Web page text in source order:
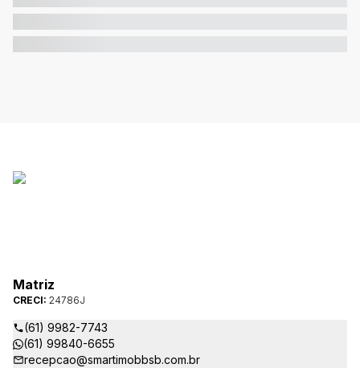
Matriz
CRECI: 24786J
(61) 9982-7743
(61) 99840-6655
recepcao@smartimobbsb.com.br